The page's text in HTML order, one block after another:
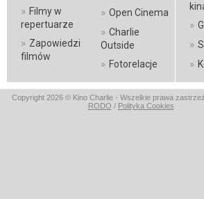
» Filmy w
repertuarze
» Zapowiedzi
filmów
» Open Cinema
» Charlie
Outside
» Fotorelacje
»
»
»
Copyright 2026 © Kino Charlie - Wszelkie prawa
RODO / Polityka Cookies